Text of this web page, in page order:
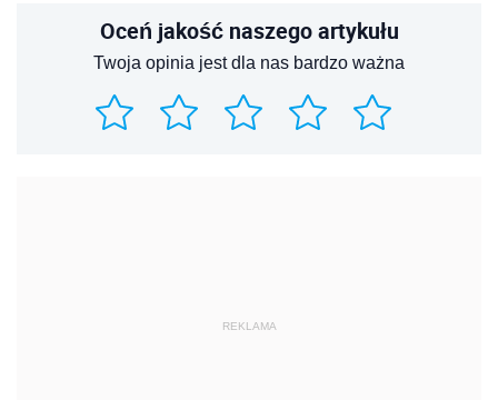
Oceń jakość naszego artykułu
Twoja opinia jest dla nas bardzo ważna
REKLAMA